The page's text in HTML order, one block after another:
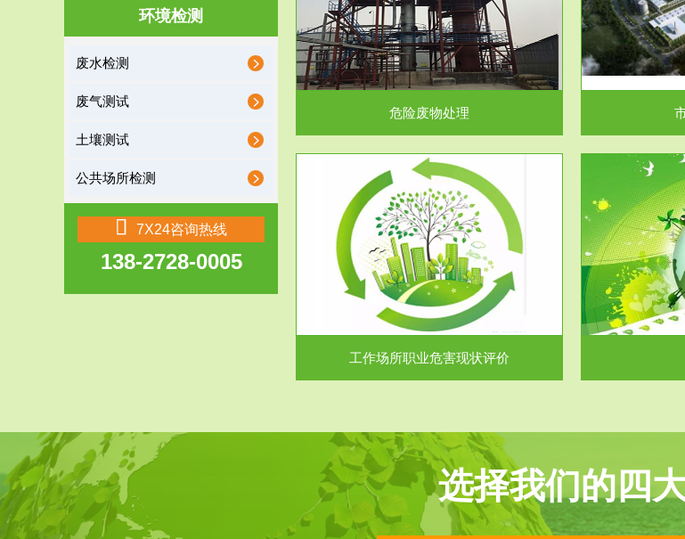
环境检测
废水检测
废气测试
土壤测试
公共场所检测
7X24咨询热线
138-2728-0005
危险废物处理
危险废物解释：根据《中华人民共和国固体废物
污染防治法》的规定，危...
危险废物处理
市政固废处理
蔚蓝生态环境科技所从事的市政废物处理业务包
括市政废物的处理处...
工作场
【检测评价意
害
服务范围
工作场所职业危害现状评价
工作场所职业危害现状评价
服务范围
废水检测
废水污水检测主要是对企业工厂在生产工艺过程
中排出的废水、污水...
检测范围工业
气
选择我们的四